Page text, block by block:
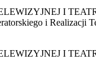
I
i Realizacji
I